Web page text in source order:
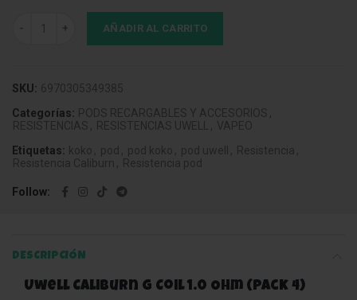
Uwell Caliburn G Coil 1.0 Ohm (pack 4) cantidad
AÑADIR AL CARRITO
SKU: 6970305349385
Categorías: PODS RECARGABLES Y ACCESORIOS ,
RESISTENCIAS , RESISTENCIAS UWELL , VAPEO
Etiquetas: koko , pod , pod koko , pod uwell , Resistencia ,
Resistencia Caliburn , Resistencia pod
Follow
DESCRIPCIÓN
Uwell Caliburn G Coil 1.0 Ohm (pack 4)